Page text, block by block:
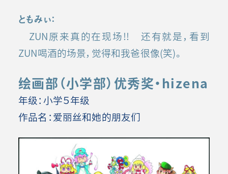
ともみぃ：
ZUN原来真的在现场!! 还有就是，看到
ZUN喝酒的场景，觉得和我爸很像(笑)。
绘画部（小学部）优秀奖・hizena
年级：小学５年级
作品名：爱丽丝和她的朋友们